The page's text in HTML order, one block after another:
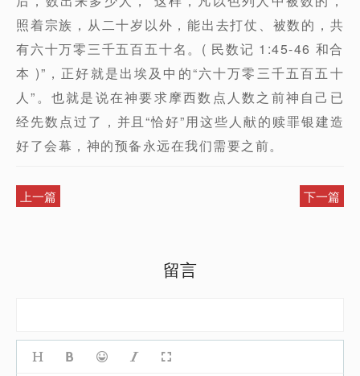
照着宗族，从二十岁以外，能出去打仗、被数的，共
有六十万零三千五百五十名。( 民数记 1:45-46 和合
本 )”，正好就是出埃及中的“六十万零三千五百五十
人”。也就是说在神要求摩西数点人数之前神自己已
经先数点过了，并且“恰好”用这些人献的赎罪银建造
好了会幕，神的预备永远在我们需要之前。
上一篇 下一篇
留言